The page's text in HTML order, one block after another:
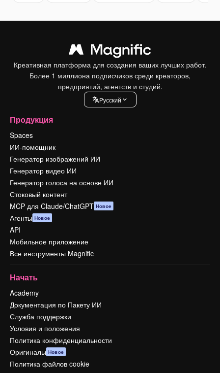
Креативная платформа для создания ваших лучших работ.
Более 1 миллиона подписчиков среди креаторов,
предприятий, агентств и студий.
Pусский
Продукция
Spaces
ИИ-помощник
Генератор изображений ИИ
Генератор видео ИИ
Генератор голоса на основе ИИ
Стоковый контент
MCP для Claude/ChatGPT Новое
Агенты Новое
API
Мобильное приложение
Все инструменты Magnific
Начать
Academy
Документация по Пакету ИИ
Служба поддержки
Условия и положения
Политика конфиденциальности
Оригиналы Новое
Политика файлов cookie